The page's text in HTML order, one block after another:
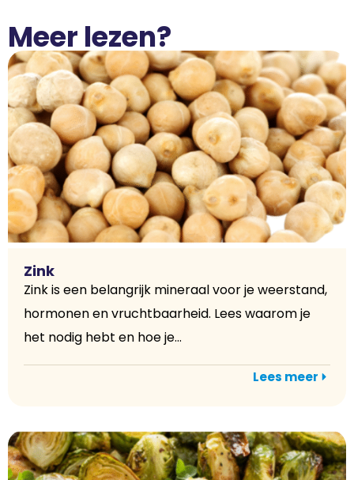
Meer lezen?
Zink
Zink is een belangrijk mineraal voor je weerstand,
hormonen en vruchtbaarheid. Lees waarom je
het nodig hebt en hoe je...
Lees meer